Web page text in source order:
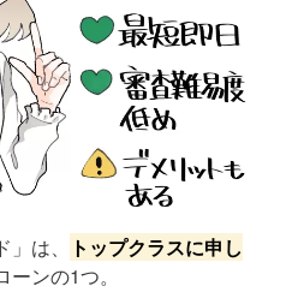
は、
トップクラスに申し
ンの1つ。